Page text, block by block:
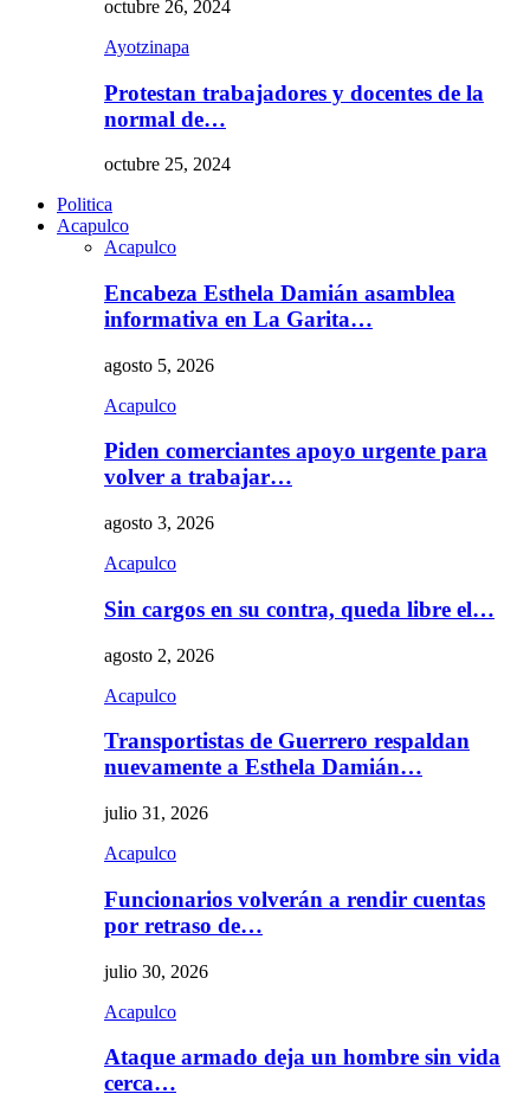
octubre 26, 2024
Ayotzinapa
Protestan trabajadores y docentes de la
normal de…
octubre 25, 2024
Politica
Acapulco
Acapulco
Encabeza Esthela Damián asamblea
informativa en La Garita…
agosto 5, 2026
Acapulco
Piden comerciantes apoyo urgente para
volver a trabajar…
agosto 3, 2026
Acapulco
Sin cargos en su contra, queda libre el…
agosto 2, 2026
Acapulco
Transportistas de Guerrero respaldan
nuevamente a Esthela Damián…
julio 31, 2026
Acapulco
Funcionarios volverán a rendir cuentas
por retraso de…
julio 30, 2026
Acapulco
Ataque armado deja un hombre sin vida
cerca…